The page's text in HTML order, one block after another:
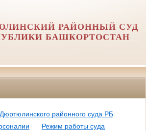
РАЙОННЫЙ СУД
БАШКОРТОСТАН
районного суда РБ
Режим работы суда